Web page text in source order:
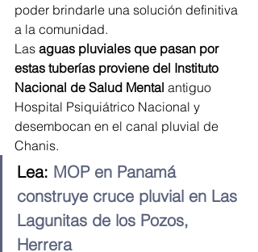
poder brindarle una solución definitiva
a la comunidad.
Las aguas pluviales que pasan por
estas tuberías proviene del Instituto
Nacional de Salud Mental antiguo
Hospital Psiquiátrico Nacional y
desembocan en el canal pluvial de
Chanis.
Lea: MOP en Panamá
construye cruce pluvial en Las
Lagunitas de los Pozos,
Herrera